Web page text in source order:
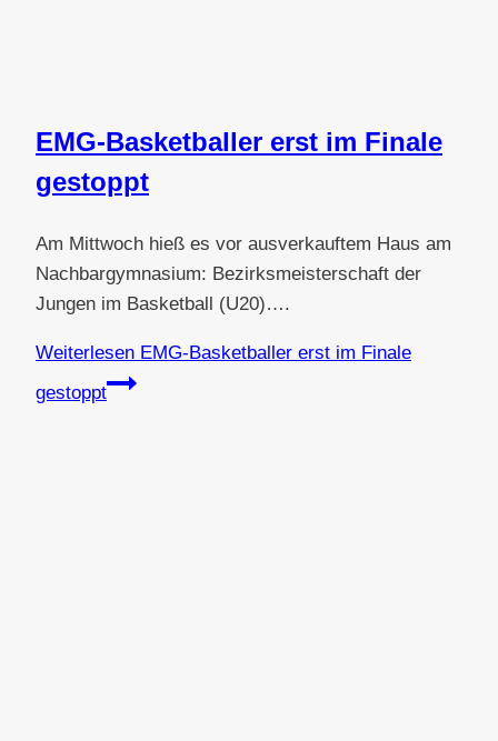
EMG-Basketballer erst im Finale
gestoppt
Am Mittwoch hieß es vor ausverkauftem Haus am
Nachbargymnasium: Bezirksmeisterschaft der
Jungen im Basketball (U20)….
Weiterlesen EMG-Basketballer erst im Finale
gestoppt